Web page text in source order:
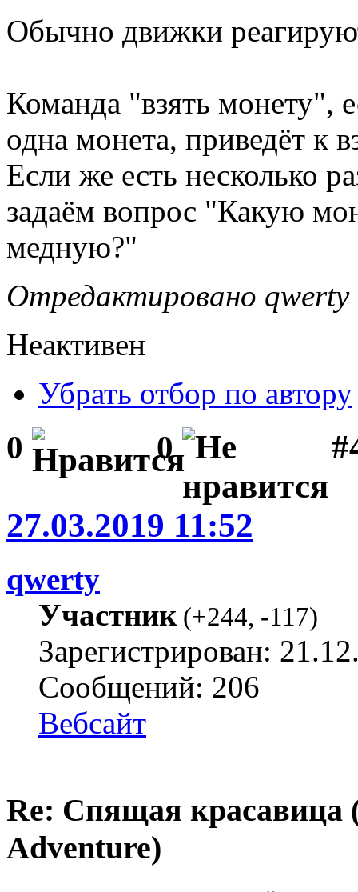
Обычно движки
Команда "взять монету",
одна монета, приведёт к
Если же есть несколько
задаём вопрос "Какую
медную?"
Отредактировано
Неактивен
Убрать отбор по автору
0 0
27.03.2019 11:52
qwerty
Участник(+244, -117)
Зарегистрирован:
Сообщений: 206
Вебсайт
Re: Спящая красавица
Adventure)